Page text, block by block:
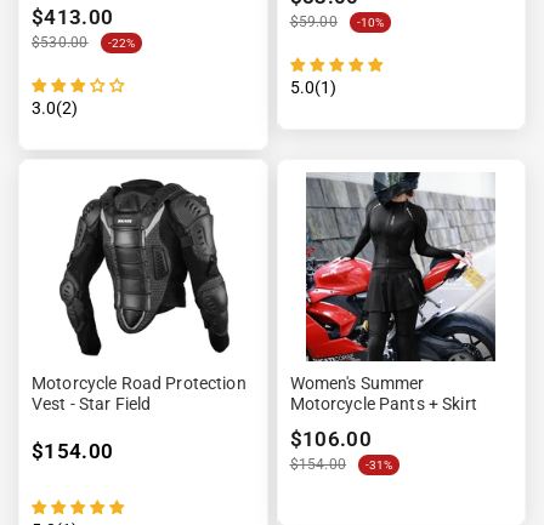
$413.00
$530.00 -22%
3.0(2)
$59.00 -10%
5.0(1)
Motorcycle Road Protection
Vest - Star Field
$154.00
Women's Summer
Motorcycle Pants + Skirt
$106.00
$154.00 -31%